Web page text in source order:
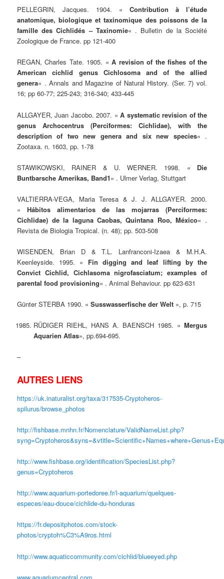
PELLEGRIN, Jacques. 1904. « Contribution à l’étude
anatomique, biologique et taxinomique des poissons de la
famille des Cichlidés – Taxinomie« . Bulletin de la Société
Zoologique de France. pp 121-400
REGAN, Charles Tate. 1905. «A revision of the fishes of the
American cichlid genus Cichlosoma and of the allied
genera« . Annals and Magazine of Natural History. (Ser. 7) vol.
16; pp 60-77; 225-243; 316-340; 433-445
ALLGAYER, Juan Jacobo. 2007. «A systematic revision of the
genus Archocentrus (Perciformes: Cichlidae), with the
description of two new genera and six new species« .
Zootaxa. n. 1603, pp. 1-78
STAWIKOWSKI, RAINER & U. WERNER. 1998. « Die
Buntbarsche Amerikas, Band1« . Ulmer Verlag, Stuttgart
VALTIERRA-VEGA, Maria Teresa & J. J. ALLGAYER. 2000.
«Hábitos alimentarios de las mojarras (Perciformes:
Cichlidae) de la laguna Caobas, Quintana Roo, México« .
Revista de Biologia Tropical. (n. 48); pp. 503-508
WISENDEN, Brian D & T.L. Lanfranconi-Izaea & M.H.A.
Keenleyside. 1995. « Fin digging and leaf lifting by the
Convict Cichlid, Cichlasoma nigrofasciatum; examples of
parental food provisioning« . Animal Behaviour. pp 623-631
Günter STERBA 1990. «Susswasserfische der Welt », p. 715
RÜDIGER RIEHL, HANS A. BAENSCH 1985. « Mergus
Aquarien Atlas», pp.694-695.
–
AUTRES LIENS
https://uk.inaturalist.org/taxa/317535-Cryptoheros-
spilurus/browse_photos
http://fishbase.mnhn.fr/Nomenclature/ValidNameList.php?
http://www.fishbase.org/identification/SpeciesList.php?
genus=Cryptoheros
http://www.aquarium-portedoree.fr/l-aquarium/quelques-
especes/eau-douce/cichlide-du-honduras
https://fr.depositphotos.com/stock-
photos/cryptoh%C3%A9ros.html
http://www.aquaticcommunity.com/cichlid/blueeyed.php